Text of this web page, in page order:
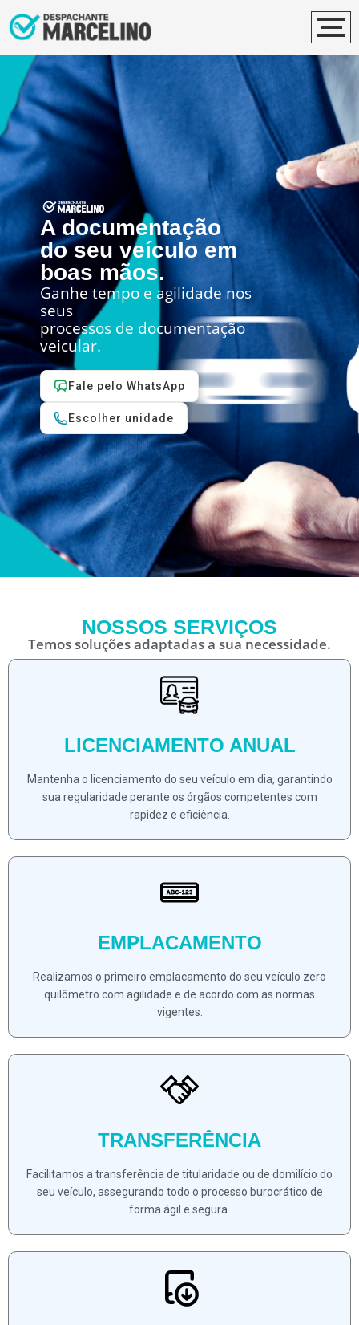
A documentação
do seu veículo em
boas mãos.
Ganhe tempo e agilidade nos
seus
processos de documentação
veicular.
Fale pelo WhatsApp
Escolher unidade
NOSSOS SERVIÇOS
Temos soluções adaptadas a sua necessidade.
LICENCIAMENTO ANUAL
Mantenha o licenciamento do seu veículo em dia, garantindo
sua regularidade perante os órgãos competentes com
rapidez e eficiência.
EMPLACAMENTO
Realizamos o primeiro emplacamento do seu veículo zero
quilômetro com agilidade e de acordo com as normas
vigentes.
TRANSFERÊNCIA
Facilitamos a transferência de titularidade ou de domilício do
seu veículo, assegurando todo o processo burocrático de
forma ágil e segura.